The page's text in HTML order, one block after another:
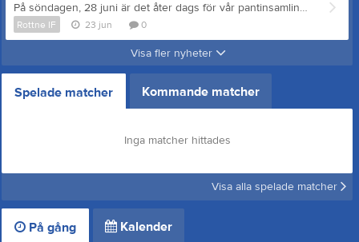
På söndagen, 28 juni är det åter dags för vår pantinsamling! Föreningens barn och ungdomar hämtar din pant från kl. 10:00 till 13:00 i Rottne samhälle och kringliggande byar om ni bara hojtar till. Tack för att du stöttar oss – vi är tacksamma för varje burk.
Rottne IF 23 jun 0
Visa fler nyheter
Spelade matcher Kommande matcher
Inga matcher hittades
Visa alla spelade matcher
På gång Kalender